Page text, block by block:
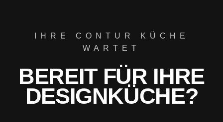
IHRE CONTUR KÜCHE
WARTET
BEREIT FÜR IHRE
DESIGNKÜCHE?